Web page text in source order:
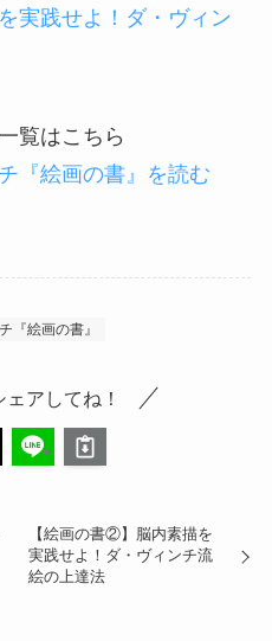
実践せよ！ダ・ヴィン
覧はこちら
『絵画の書』を読む
『絵画の書』
アしてね！
【絵画の書②】脳内素描を
実践せよ！ダ・ヴィンチ流
絵の上達法